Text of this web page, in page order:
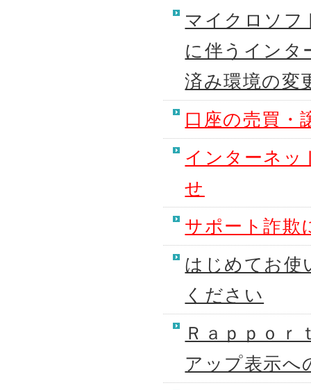
マイクロソフ
に伴うインタ
済み環境の変
口座の売買・
インターネッ
せ
サポート詐欺
はじめてお使
ください
Ｒａｐｐｏｒ
アップ表示へ